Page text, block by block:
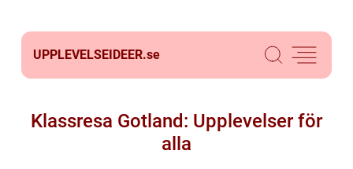
UPPLEVELSEIDEER.se
Klassresa Gotland: Upplevelser för
alla